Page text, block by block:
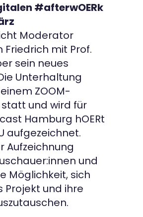
#afterwOERk
Moderator
Friedrich mit Prof.
sein neues
Unterhaltung
ZOOM-
und wird für
Hamburg hOERt
aufgezeichnet.
Aufzeichnung
und
Möglichkeit, sich
Projekt und ihre